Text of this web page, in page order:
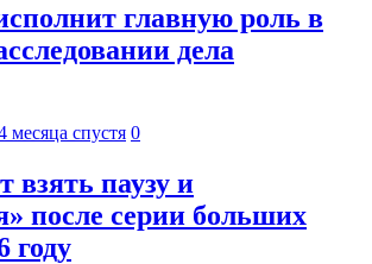
главную роль в
дела
месяца спустя 0
взять паузу и
после серии больших
году